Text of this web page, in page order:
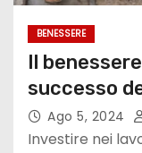
BENESSERE
Il
successo
Ago 5, 2024
Investire nei